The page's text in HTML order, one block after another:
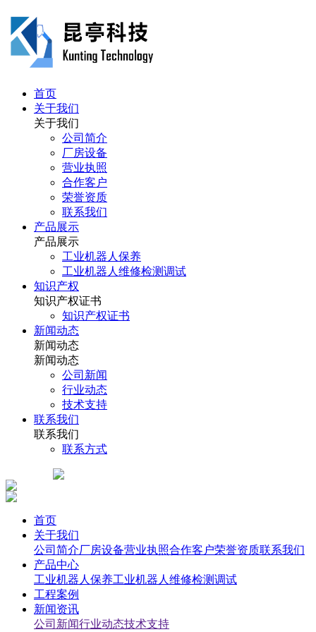
首页
关于我们
关于我们
公司简介
厂房设备
营业执照
合作客户
荣誉资质
联系我们
产品展示
产品展示
工业机器人保养
工业机器人维修检测调试
知识产权
知识产权证书
知识产权证书
新闻动态
新闻动态
新闻动态
公司新闻
行业动态
技术支持
联系我们
联系我们
联系方式
首页
关于我们
公司简介厂房设备营业执照合作客户荣誉资质联系我们
产品中心
工业机器人保养工业机器人维修检测调试
工程案例
新闻资讯
公司新闻行业动态技术支持